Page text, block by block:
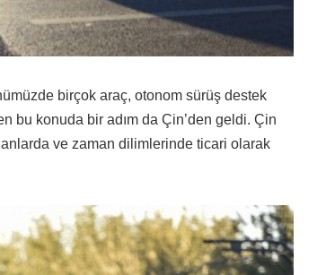
birçok araç, otonom sürüş destek
bu konuda bir adım da Çin’den geldi. Çin
ve zaman dilimlerinde ticari olarak